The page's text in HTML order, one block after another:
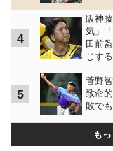
4
阪神
気」
田前
じする
5
菅野
致命
敗で
も